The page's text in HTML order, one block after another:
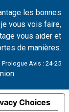
les bonnes
vous vois faire,
vous aider et
de manières.
Avis : 24-25
Choices